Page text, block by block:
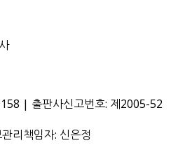
| 출판사신고번호: 제2005-52
리책임자: 신은정